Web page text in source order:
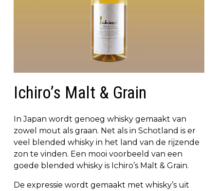
Ichiro’s Malt & Grain
In Japan wordt genoeg whisky gemaakt van
zowel mout als graan. Net als in Schotland is er
veel blended whisky in het land van de rijzende
zon te vinden. Een mooi voorbeeld van een
goede blended whisky is Ichiro’s Malt & Grain.
De expressie wordt gemaakt met whisky’s uit